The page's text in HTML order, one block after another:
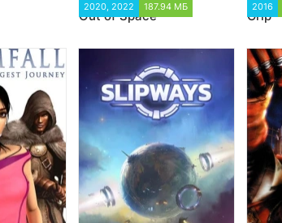
2020, 2022 187.94 МБ
Out of Space
2016
Grip